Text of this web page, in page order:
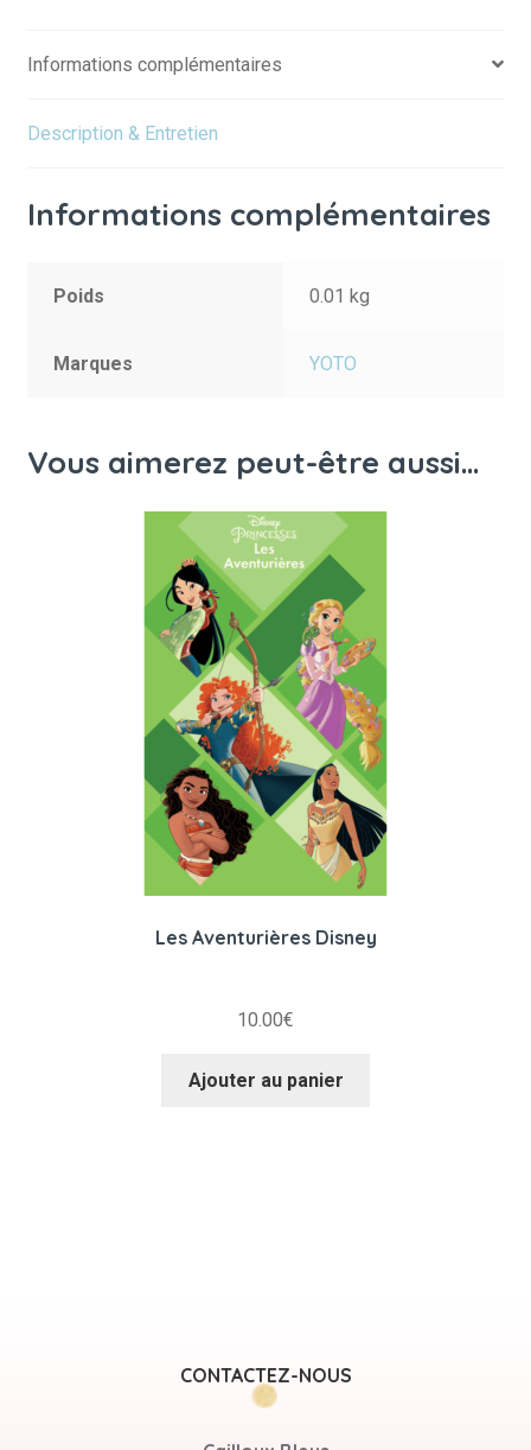
Informations complémentaires
Description & Entretien
Informations complémentaires
Poids 0.01 kg
Marques YOTO
Vous aimerez peut-être aussi…
Les Aventurières Disney
10.00€
Ajouter au panier
CONTACTEZ-NOUS